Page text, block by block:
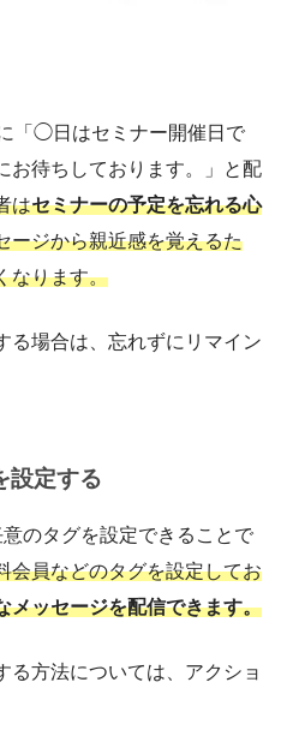
「◯日はセミナー開催日で
お待ちしております。」と配
はセミナーの予定を忘れる心
ージから親近感を覚えるた
なります。
る場合は、忘れずにリマイン
設定する
のタグを設定できることで
会員などのタグを設定してお
メッセージを配信できます。
る方法については、アクショ